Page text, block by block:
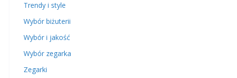
Trendy i style
Wybór biżuterii
Wybór i jakość
Wybór zegarka
Zegarki